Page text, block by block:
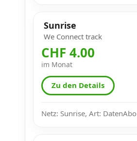
Sunrise
We Connect track
CHF 4.00
im Monat
Zu den Details
Netz: Sunrise, Art: DatenAbo